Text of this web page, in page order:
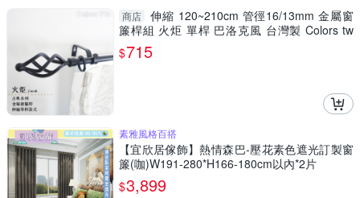
商店
伸縮 120~210cm 管徑16/13mm 金屬窗
簾桿組 火炬 單桿 巴洛克風 台灣製 Colors tw
室內裝潢
$715
素雅風格百搭
【宜欣居傢飾】熱情森巴-壓花素色遮光訂製窗
簾(咖)W191-280*H166-180cm以內*2片
$3,899